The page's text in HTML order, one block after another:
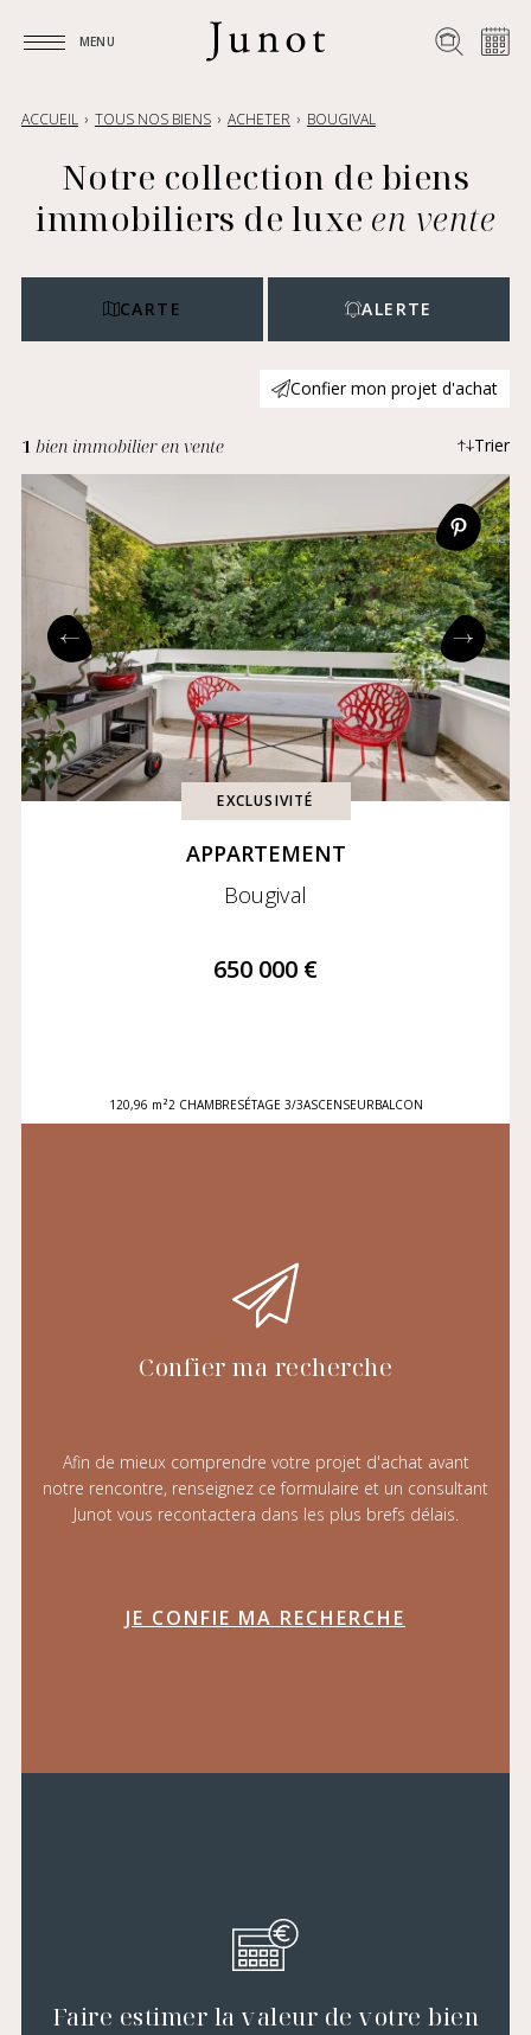
MENU
ACCUEIL TOUS NOS BIENS ACHETER BOUGIVAL
Notre collection de biens
immobiliers de luxe en vente
CARTE ALERTE
Confier mon projet d'achat
1bien immobilier en vente Trier
Prix croissant
Prix décroissant
Exclusivités
Coming soon
EXCLUSIVITÉ
APPARTEMENT
Bougival
650 000 €
120,96 m²2 CHAMBRESÉTAGE 3/3ASCENSEURBALCON
Confier ma recherche
Afin de mieux comprendre votre projet d'achat avant
notre rencontre, renseignez ce formulaire et un consultant
Junot vous recontactera dans les plus brefs délais.
JE CONFIE MA RECHERCHE
Faire estimer la valeur de votre bien